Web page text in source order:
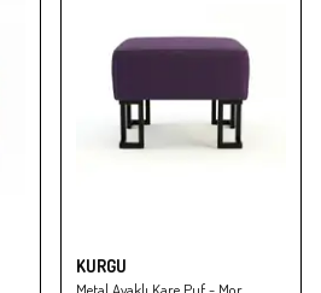
KURGU